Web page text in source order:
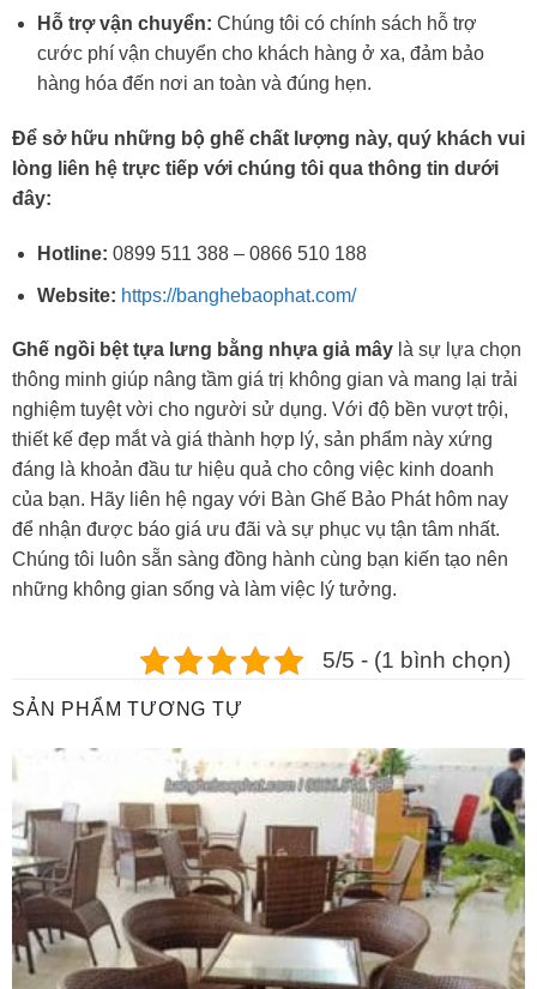
Hỗ trợ vận chuyển: Chúng tôi có chính sách hỗ trợ
cước phí vận chuyển cho khách hàng ở xa, đảm bảo
hàng hóa đến nơi an toàn và đúng hẹn.
Để sở hữu những bộ ghế chất lượng này, quý khách vui
lòng liên hệ trực tiếp với chúng tôi qua thông tin dưới
đây:
Hotline: 0899 511 388 – 0866 510 188
Website: https://banghebaophat.com/
Ghế ngồi bệt tựa lưng bằng nhựa giả mây là sự lựa chọn
thông minh giúp nâng tầm giá trị không gian và mang lại trải
nghiệm tuyệt vời cho người sử dụng. Với độ bền vượt trội,
thiết kế đẹp mắt và giá thành hợp lý, sản phẩm này xứng
đáng là khoản đầu tư hiệu quả cho công việc kinh doanh
của bạn. Hãy liên hệ ngay với Bàn Ghế Bảo Phát hôm nay
để nhận được báo giá ưu đãi và sự phục vụ tận tâm nhất.
Chúng tôi luôn sẵn sàng đồng hành cùng bạn kiến tạo nên
những không gian sống và làm việc lý tưởng.
5/5 - (1 bình chọn)
SẢN PHẨM TƯƠNG TỰ